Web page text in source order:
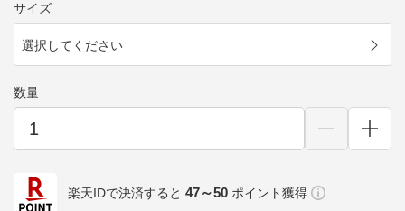
サイズ
選択してください
数量
楽天IDで決済すると 47～50 ポイント獲得